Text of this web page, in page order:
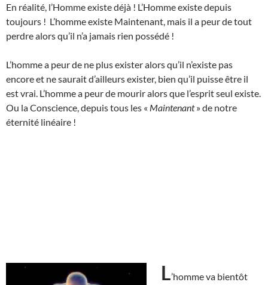
En réalité, l’Homme existe déjà ! L’Homme existe depuis
toujours ! L’homme existe Maintenant, mais il a peur de tout
perdre alors qu’il n’a jamais rien possédé !
L’homme a peur de ne plus exister alors qu’il n’existe pas
encore et ne saurait d’ailleurs exister, bien qu’il puisse être il
est vrai. L’homme a peur de mourir alors que l’esprit seul existe.
Ou la Conscience, depuis tous les « Maintenant» de notre
éternité linéaire !
L’homme va bientôt